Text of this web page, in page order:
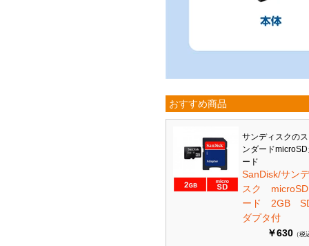
おすすめ商品
サンディスクの
ンダード
ード
SanDisk/サン
スク
ード 2GB
ダプタ付
￥630 （税